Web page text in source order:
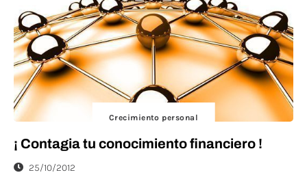
Crecimiento personal
¡ Contagia tu conocimiento financiero !
25/10/2012